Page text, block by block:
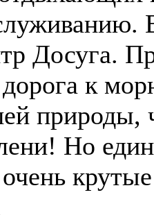
Досуга.
дорога к
природы,
Но